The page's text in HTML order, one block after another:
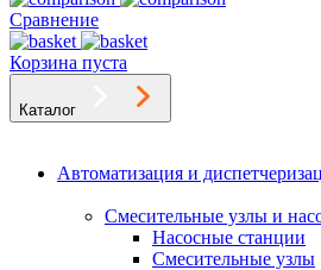
Сравнение
Корзина пуста
Каталог
Автоматизация и
Смесительные узлы и
Насосные станции
Смесительные узлы